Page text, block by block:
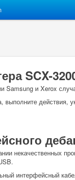
SCX-
Samsung и Xerox
выполните действия,
некачественных
интерфейсный